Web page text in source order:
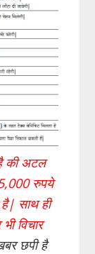
की अटल
रुपये
साथ ही
विचार
छपी है